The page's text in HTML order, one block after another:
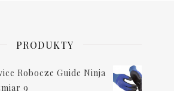
PRODUKTY
Robocze Guide Ninja
9